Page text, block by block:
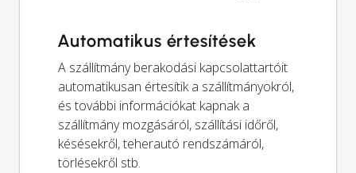
Automatikus értesítések
A szállítmány berakodási kapcsolattartóit
automatikusan értesítik a szállítmányokról,
és további információkat kapnak a
szállítmány mozgásáról, szállítási időről,
késésekről, teherautó rendszámáról,
törlésekről stb.